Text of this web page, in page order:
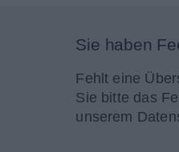
Sie haben
Fehlt eine
Sie bitte das
unserem